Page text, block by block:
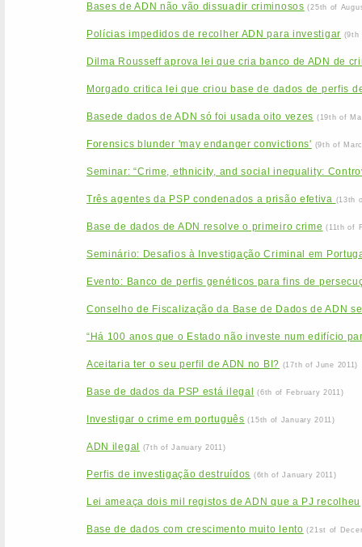
Bases de ADN não vão dissuadir criminosos (25th of
Polícias impedidos de recolher ADN para investigar (9th
Dilma Rousseff aprova lei que cria banco de ADN de
Morgado critica lei que criou base de dados de perfis
Basede dados de ADN só foi usada oito vezes (19th of
Forensics blunder 'may endanger convictions' (9th of
Seminar: “Crime, ethnicity, and social inequality:
Três agentes da PSP condenados a prisão efetiva (13th
Base de dados de ADN resolve o primeiro crime (11th of
Seminário: Desafios à Investigação Criminal em
Evento: Banco de perfis genéticos para fins de
Conselho de Fiscalização da Base de Dados de ADN
“Há 100 anos que o Estado não investe num edifício
Aceitaria ter o seu perfil de ADN no BI? (17th of June 2011)
Base de dados da PSP está ilegal (6th of February 2011)
Investigar o crime em português (15th of January 2011)
ADN ilegal (7th of January 2011)
Perfis de investigação destruídos (6th of January 2011)
Lei ameaça dois mil registos de ADN que a PJ recolheu
Base de dados com crescimento muito lento (21st of